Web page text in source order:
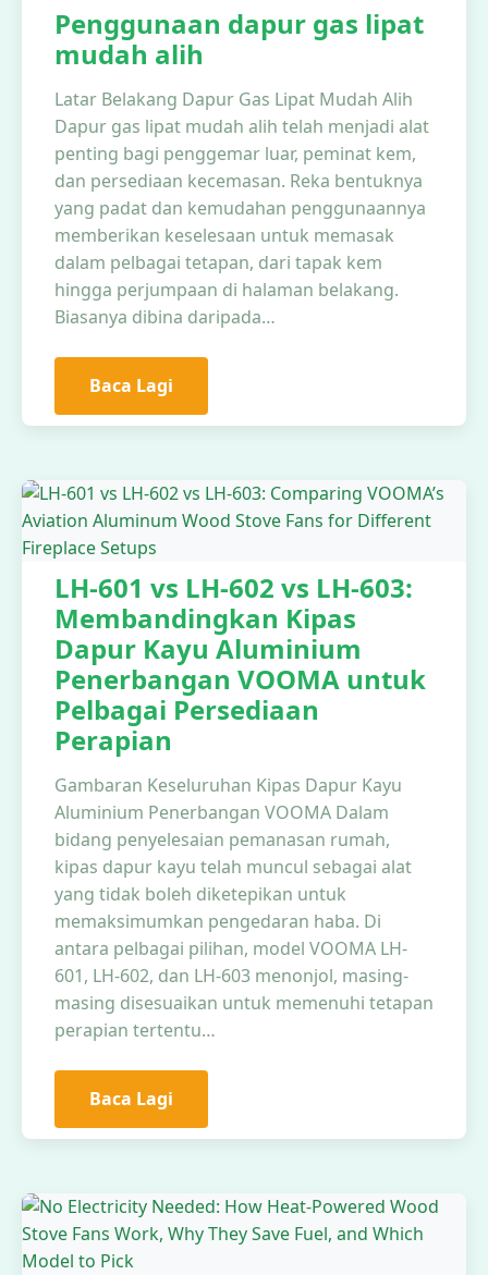
Penggunaan dapur gas lipat
mudah alih
Latar Belakang Dapur Gas Lipat Mudah Alih
Dapur gas lipat mudah alih telah menjadi alat
penting bagi penggemar luar, peminat kem,
dan persediaan kecemasan. Reka bentuknya
yang padat dan kemudahan penggunaannya
memberikan keselesaan untuk memasak
dalam pelbagai tetapan, dari tapak kem
hingga perjumpaan di halaman belakang.
Biasanya dibina daripada…
Baca Lagi
LH-601 vs LH-602 vs LH-603:
Membandingkan Kipas
Dapur Kayu Aluminium
Penerbangan VOOMA untuk
Pelbagai Persediaan
Perapian
Gambaran Keseluruhan Kipas Dapur Kayu
Aluminium Penerbangan VOOMA Dalam
bidang penyelesaian pemanasan rumah,
kipas dapur kayu telah muncul sebagai alat
yang tidak boleh diketepikan untuk
memaksimumkan pengedaran haba. Di
antara pelbagai pilihan, model VOOMA LH-
601, LH-602, dan LH-603 menonjol, masing-
masing disesuaikan untuk memenuhi tetapan
perapian tertentu…
Baca Lagi